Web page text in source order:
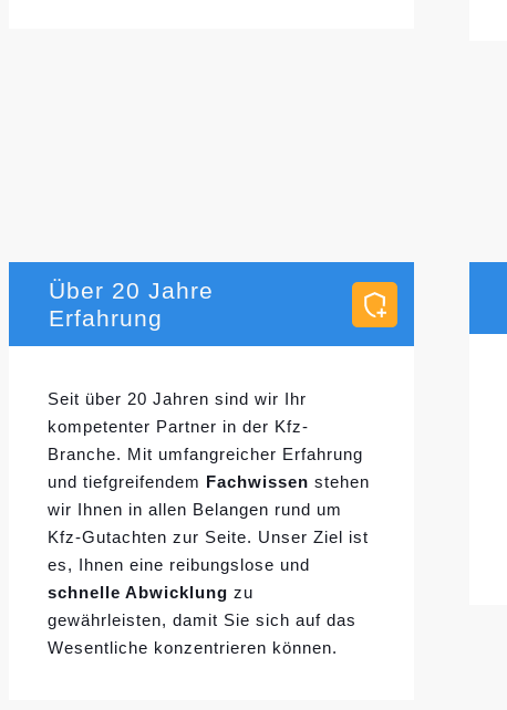
Über 20 Jahre
Erfahrung
Seit über 20 Jahren sind wir Ihr
kompetenter Partner in der Kfz-
Branche. Mit umfangreicher Erfahrung
und tiefgreifendem Fachwissen stehen
wir Ihnen in allen Belangen rund um
Kfz-Gutachten zur Seite. Unser Ziel ist
es, Ihnen eine reibungslose und
schnelle Abwicklung zu
gewährleisten, damit Sie sich auf das
Wesentliche konzentrieren können.